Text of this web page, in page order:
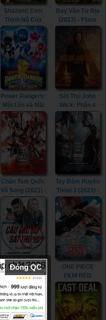
Shazam! Cơn
Thịnh Nộ Của
Các Vị Thần
(2023) -
Shazam! Fury of
the Gods (2023)
Bay Vào Tử Địa
(2023) - Plane
Power Rangers:
Một Lần và Mãi
Mãi (2023) -
Mighty Morphin
Power Rangers:
Once & Always
(2023)
Sát Thủ John
Wick: Phần 4
(2023) - John
Wick: Chapter 4
Chân Tam Quốc
Vô Song (2021) -
Dynasty
Warriors (2021)
Tay Đấm Huyền
Thoại 3 (2023) -
Creed III (2023)
Câu Lạc Bộ Sát
Thủ (2023) -
Assassin Club
(2023)
ONE PIECE
FILM RED
(2022) - ONE
PIECE FILM
RED (2022)
Đóng QC